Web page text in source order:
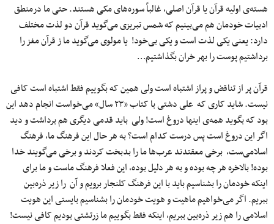
هسته‌ی اولیه قرآن یا قرآن اصلی، غالباً سوره‌های مکی هستند. حتی ما درمنطق
ادبیات خودمان هم می‌بینیم که شمس تبریزی می‌گوید قرآن دو لذت مختلف
دارد: یعنی یکی لذت است و یکی بی‌خود! یا مولوی می‌گوید ما ز قرآن مغز را
برداشتیم پوست را بهر خران بگذاشتیم…
قرآن پر از تناقض و پراز اشتباه است ولی همین که بگوییم فقط اشتباه است کافی
نیست. شاید کاری که علی دشتی با کتاب «۲۳ سال» می‌خواست انجام دهد این
بود که بگوید همه‌ی اینها دروغ است! ولی باید قدمی دیگری هم برداشت و دید
اگر این دروغ است پس درست کدام است؟ به هر حال این فرهنگ ما، فرهنگ
اسلامی‌ست، برخی معقتدند عرب‌ها ما را بدبخت کردند و برخی می‌گویند خدا
بوده! بالاخره هر چه بوده و به هر دلیل بوده، این فعلا فرهنگ ماست و ما برای
اینکه خودمان را بشناسیم باید با این فرهنگ کلنجار برویم و آن را زیر ذره‌بین
ببریم. اگر می‌خواهیم ماهیت و هویت خودمان را بشناسیم بایستی این هویت
اسلامی را هم زیر ذره‌بین ببریم، اینکه فقط بگوییم ما زرتشتی بودیم کافی نیست!